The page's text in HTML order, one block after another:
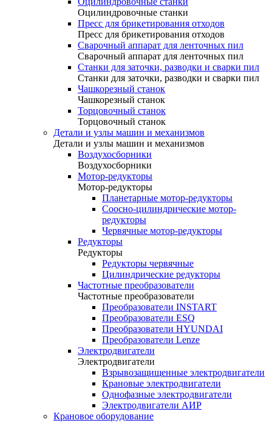
Оцилиндровочные станки
Пресс для брикетирования отходов
Пресс для брикетирования отходов
Сварочный аппарат для ленточных пил
Сварочный аппарат для ленточных пил
Станки для заточки, разводки и сварки пил
Станки для заточки, разводки и сварки пил
Чашкорезный станок
Чашкорезный станок
Торцовочный станок
Торцовочный станок
Детали и узлы машин и механизмов
Детали и узлы машин и механизмов
Воздухосборники
Воздухосборники
Мотор-редукторы
Мотор-редукторы
Планетарные мотор-редукторы
Соосно-цилиндрические мотор-
редукторы
Червячные мотор-редукторы
Редукторы
Редукторы
Редукторы червячные
Цилиндрические редукторы
Частотные преобразователи
Частотные преобразователи
Преобразователи INSTART
Преобразователи ESQ
Преобразователи HYUNDAI
Преобразователи Lenze
Электродвигатели
Электродвигатели
Взрывозащищенные электродвигатели
Крановые электродвигатели
Однофазные электродвигатели
Электродвигатели АИР
Крановое оборудование